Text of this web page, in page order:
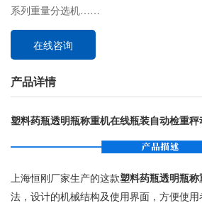
系列重量分选机……
在线咨询
产品详情
塑料药瓶透明瓶称重机在线瓶装自动检重
上海恒刚厂家生产的这款塑料药瓶透明瓶称
法，设计的机械结构及使用界面，方便使